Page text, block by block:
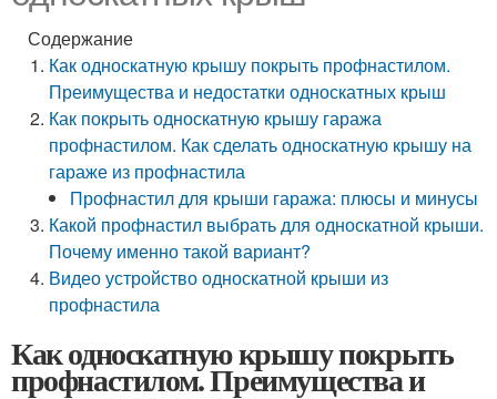
Содержание
Как односкатную крышу покрыть профнастилом.
Преимущества и недостатки односкатных крыш
Как покрыть односкатную крышу гаража
профнастилом. Как сделать односкатную крышу на
гараже из профнастила
Профнастил для крыши гаража: плюсы и минусы
Какой профнастил выбрать для односкатной крыши.
Почему именно такой вариант?
Видео устройство односкатной крыши из
профнастила
Как односкатную крышу покрыть
профнастилом. Преимущества и